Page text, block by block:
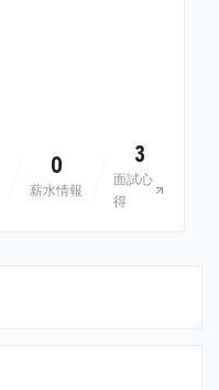
0
薪水情報
3
面試心
得